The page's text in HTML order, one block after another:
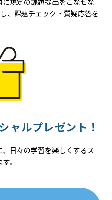
、課題チェック・質疑応答を
ャルプレゼント！
日々の学習を楽しくするス
。